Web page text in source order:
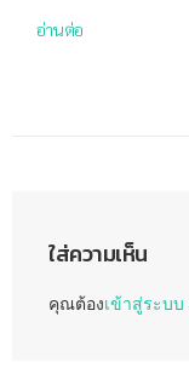
อ่านต่อ
ใส่ความเห็น
คุณต้องเข้าสู่ระบบ